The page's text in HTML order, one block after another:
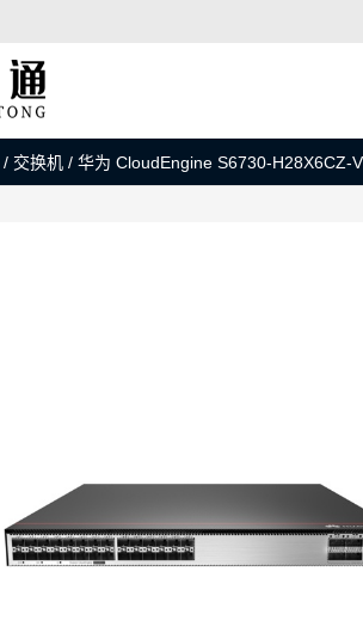
/ 交换机 / 华为 CloudEngine S6730-H28X6CZ-